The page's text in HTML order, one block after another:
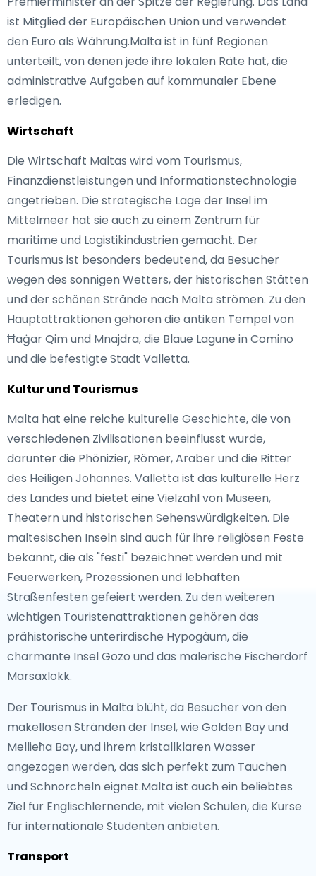
ist Mitglied der Europäischen Union und verwendet
den Euro als Währung.Malta ist in fünf Regionen
unterteilt, von denen jede ihre lokalen Räte hat, die
administrative Aufgaben auf kommunaler Ebene
erledigen.
Wirtschaft
Die Wirtschaft Maltas wird vom Tourismus,
Finanzdienstleistungen und Informationstechnologie
angetrieben. Die strategische Lage der Insel im
Mittelmeer hat sie auch zu einem Zentrum für
maritime und Logistikindustrien gemacht. Der
Tourismus ist besonders bedeutend, da Besucher
wegen des sonnigen Wetters, der historischen Stätten
und der schönen Strände nach Malta strömen. Zu den
Hauptattraktionen gehören die antiken Tempel von
Ħaġar Qim und Mnajdra, die Blaue Lagune in Comino
und die befestigte Stadt Valletta.
Kultur und Tourismus
Malta hat eine reiche kulturelle Geschichte, die von
verschiedenen Zivilisationen beeinflusst wurde,
darunter die Phönizier, Römer, Araber und die Ritter
des Heiligen Johannes. Valletta ist das kulturelle Herz
des Landes und bietet eine Vielzahl von Museen,
Theatern und historischen Sehenswürdigkeiten. Die
maltesischen Inseln sind auch für ihre religiösen Feste
bekannt, die als "festi" bezeichnet werden und mit
Feuerwerken, Prozessionen und lebhaften
Straßenfesten gefeiert werden. Zu den weiteren
wichtigen Touristenattraktionen gehören das
prähistorische unterirdische Hypogäum, die
charmante Insel Gozo und das malerische Fischerdorf
Marsaxlokk.
Der Tourismus in Malta blüht, da Besucher von den
makellosen Stränden der Insel, wie Golden Bay und
Mellieħa Bay, und ihrem kristallklaren Wasser
angezogen werden, das sich perfekt zum Tauchen
und Schnorcheln eignet.Malta ist auch ein beliebtes
Ziel für Englischlernende, mit vielen Schulen, die Kurse
für internationale Studenten anbieten.
Transport